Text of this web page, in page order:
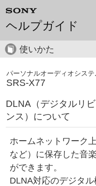
ヘルプガイド
使いかた
パーソナルオーディオシステ
SRS-X77
DLNA（デジタルリ
ンス）について
ホームネットワーク
など）に保存した音
ができます。
DLNA対応のデジタ